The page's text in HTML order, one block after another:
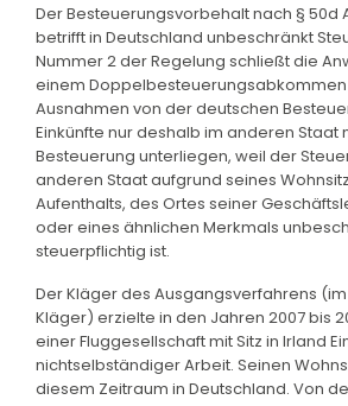
Der Besteuerungsvorbehalt nach § 50d
betrifft in Deutschland unbeschränkt
Nummer 2 der Regelung schließt die
einem
Ausnahmen von der deutschen
Einkünfte nur deshalb im anderen Staat
Besteuerung unterliegen, weil der
anderen Staat aufgrund seines
Aufenthalts, des Ortes seiner
oder eines ähnlichen Merkmals
steuerpflichtig ist.
Der Kläger des Ausgangsverfahrens
Kläger) erzielte in den Jahren 2007 bis
einer Fluggesellschaft mit Sitz in Irland
nichtselbständiger Arbeit. Seinen
diesem Zeitraum in Deutschland. Von